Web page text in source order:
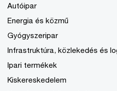
Autóipar
Energia és közmű
Gyógyszeripar
Infrastruktúra, közlekedés és
Ipari termékek
Kiskereskedelem